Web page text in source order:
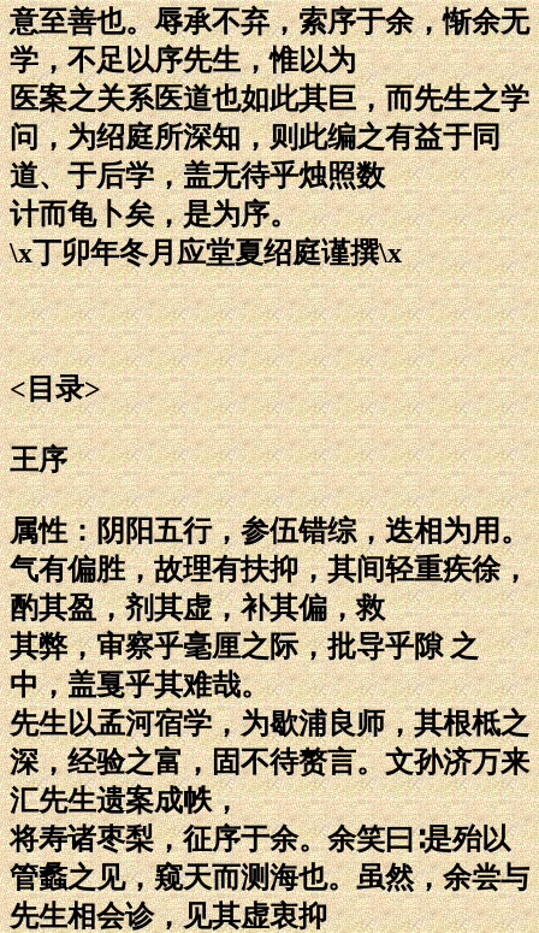
意至善也。辱承不弃，索序于余，惭余无
学，不足以序先生，惟以为
医案之关系医道也如此其巨，而先生之学
问，为绍庭所深知，则此编之有益于同
道、于后学，盖无待乎烛照数
计而龟卜矣，是为序。
\x丁卯年冬月应堂夏绍庭谨撰\x
<目录>
王序
属性：阴阳五行，参伍错综，迭相为用。
气有偏胜，故理有扶抑，其间轻重疾徐，
酌其盈，剂其虚，补其偏，救
其弊，审察乎毫厘之际，批导乎隙 之
中，盖戛乎其难哉。
先生以孟河宿学，为歇浦良师，其根柢之
深，经验之富，固不待赘言。文孙济万来
汇先生遗案成帙，
将寿诸枣梨，征序于余。余笑曰∶是殆以
管蠡之见，窥天而测海也。虽然，余尝与
先生相会诊，见其虚衷抑